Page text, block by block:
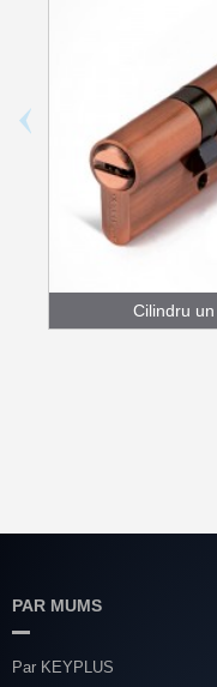
Cilindru
PAR MUMS
Par KEYPLUS